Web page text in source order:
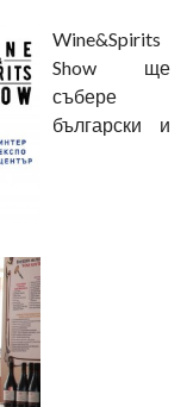
Wine&Spirits
Show ще
събере
български и